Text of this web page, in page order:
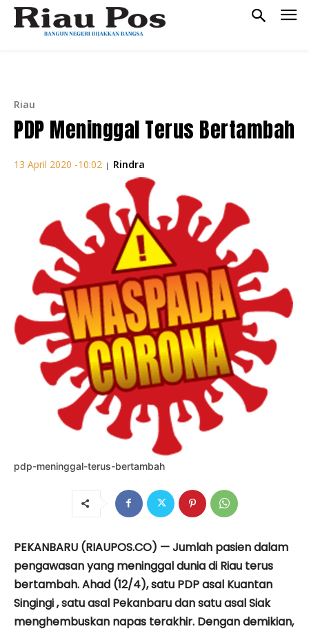
Riau
PDP Meninggal Terus Bertambah
13 April 2020 -10:02 | Rindra
pdp-meninggal-terus-bertambah
PEKANBARU (RIAUPOS.CO) — Jumlah pasien dalam
pengawasan yang meninggal dunia di Riau terus
bertambah. Ahad (12/4), satu PDP asal Kuantan
Singingi , satu asal Pekanbaru dan satu asal Siak
menghembuskan napas terakhir. Dengan demikian,